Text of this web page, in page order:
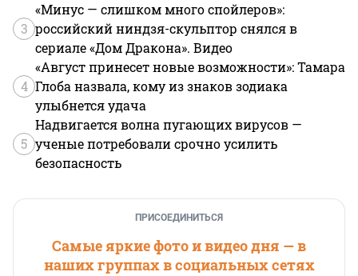
3
«Минус — слишком много спойлеров»:
российский ниндзя-скульптор снялся в
сериале «Дом Дракона». Видео
4
«Август принесет новые возможности»: Тамара
Глоба назвала, кому из знаков зодиака
улыбнется удача
5
Надвигается волна пугающих вирусов —
ученые потребовали срочно усилить
безопасность
ПРИСОЕДИНИТЬСЯ
Самые яркие фото и видео дня — в
наших группах в социальных сетях